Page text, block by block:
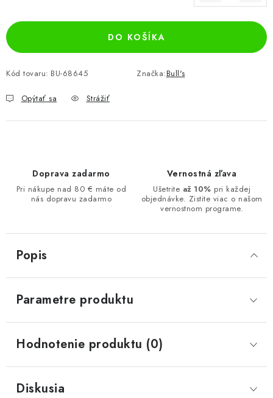
DO KOŠÍKA
Kód tovaru: BU-68645 Značka:Bull's
Opýtať sa Strážiť
Doprava zadarmo
Pri nákupe nad 80 € máte od
nás dopravu zadarmo
Vernostná zľava
Ušetrite až 10% pri každej
objednávke. Zistite viac o našom
vernostnom programe.
Popis
Parametre produktu
Hodnotenie produktu (0)
Diskusia